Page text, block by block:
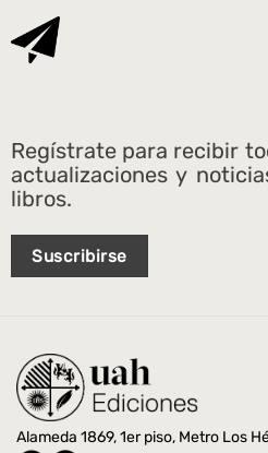
Regístrate para recibir
actualizaciones y
libros.
Suscribirse
Alameda 1869, 1er piso, Metro Los